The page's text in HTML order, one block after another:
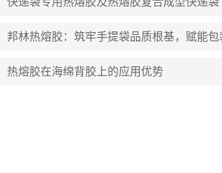
邦林热熔胶：筑牢手提袋品质根基，赋能包
升级
热熔胶在海绵背胶上的应用优势